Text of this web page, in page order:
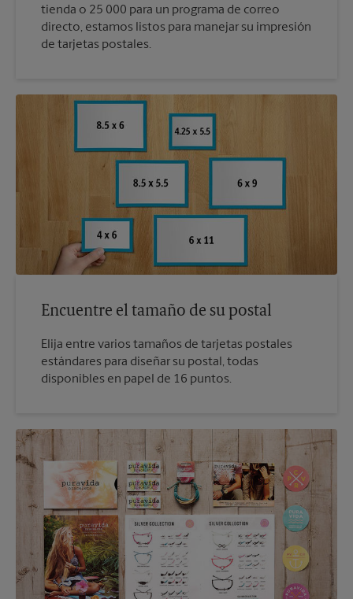
tienda o 25 000 para un programa de correo
directo, estamos listos para manejar su impresión
de tarjetas postales.
Encuentre el tamaño de su postal
Elija entre varios tamaños de tarjetas postales
estándares para diseñar su postal, todas
disponibles en papel de 16 puntos.